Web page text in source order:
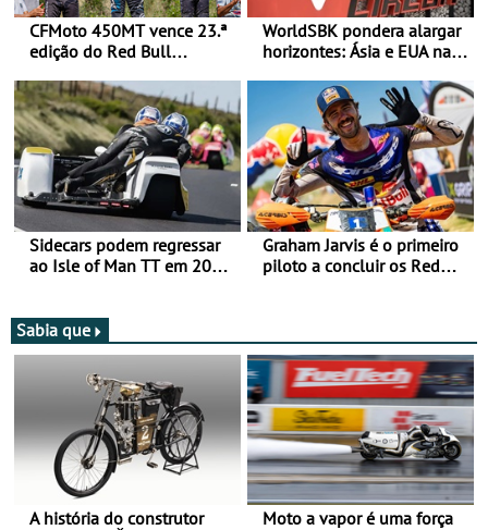
CFMoto 450MT vence 23.ª
edição do Red Bull
Categorias Adventure -
Vitória na Ultimate, Core e
Lite
WorldSBK pondera alargar
horizontes: Ásia e EUA na
Sidecars podem regressar
ao Isle of Man TT em 2027
Graham Jarvis é o primeiro
piloto a concluir os Red
Sabia que
A história do construtor
Moto a vapor é uma força